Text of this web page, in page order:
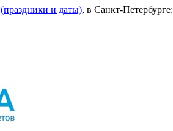
(праздники и даты), в Санкт-Петербурге: